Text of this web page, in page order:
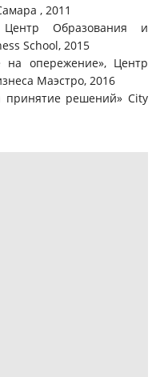
, 2011
Центр Образования и
School, 2015
опережение», Центр
Маэстро, 2016
решений» City